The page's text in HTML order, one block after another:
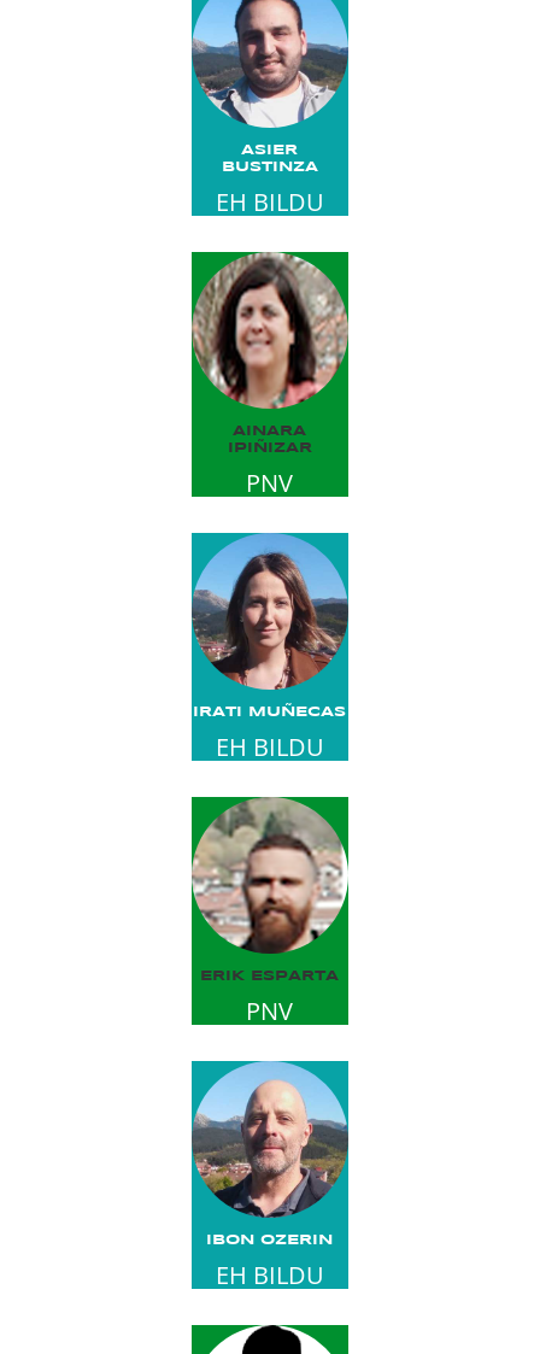
ASIER
BUSTINZA
EH BILDU
AINARA
IPIÑIZAR
PNV
IRATI MUÑECAS
EH BILDU
ERIK ESPARTA
PNV
IBON OZERIN
EH BILDU